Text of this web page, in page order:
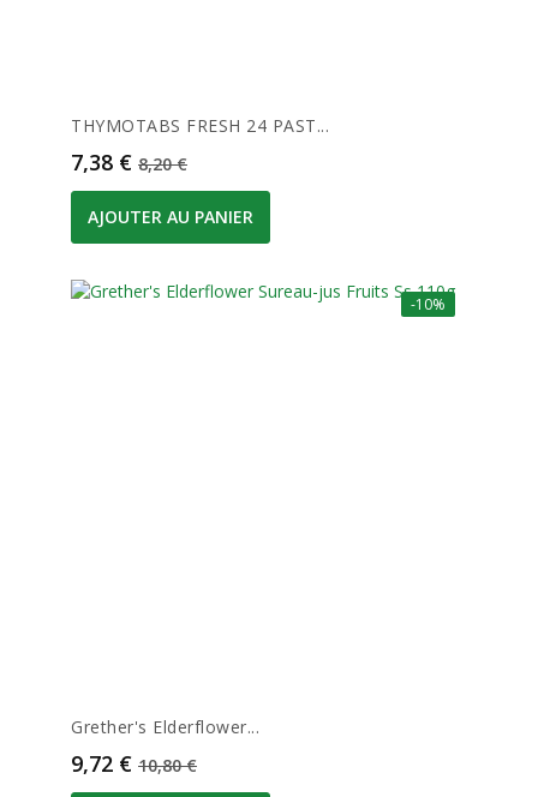
THYMOTABS FRESH 24 PAST...
Prix
7,38 € Prix de base
8,20 €
AJOUTER AU PANIER
-10%
Grether's Elderflower...
Prix
9,72 € Prix de base
10,80 €